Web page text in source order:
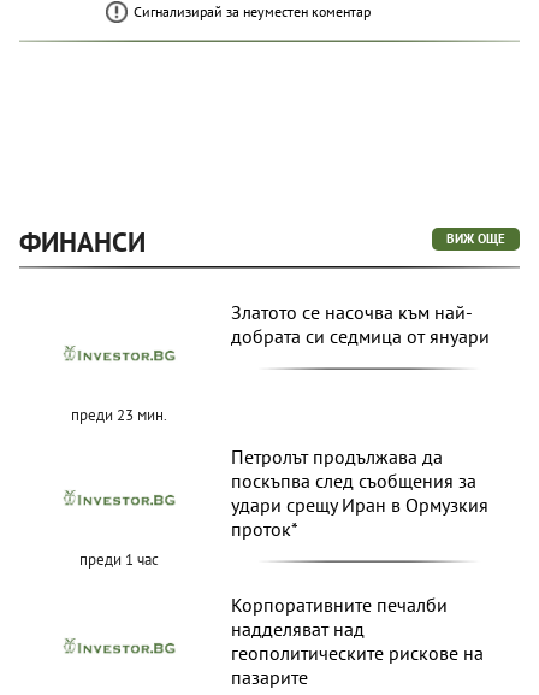
Сигнализирай за неуместен коментар
ФИНАНСИ ВИЖ ОЩЕ
преди 23 мин.
Златото се насочва към най-
добрата си седмица от януари
преди 1 час
Петролът продължава да
поскъпва след съобщения за
удари срещу Иран в Ормузкия
проток*
Корпоративните печалби
надделяват над
геополитическите рискове на
пазарите